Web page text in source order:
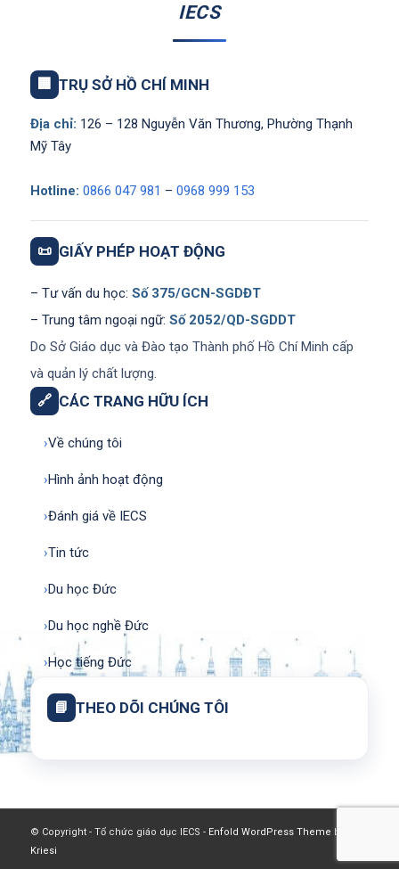
IECS
🏢 TRỤ SỞ HỒ CHÍ MINH
Địa chỉ: 126 – 128 Nguyễn Văn Thương, Phường Thạnh
Mỹ Tây
Hotline: 0866 047 981 – 0968 999 153
📜 GIẤY PHÉP HOẠT ĐỘNG
– Tư vấn du học: Số 375/GCN-SGDĐT
– Trung tâm ngoại ngữ: Số 2052/QD-SGDDT
Do Sở Giáo dục và Đào tạo Thành phố Hồ Chí Minh cấp
và quản lý chất lượng.
🔗 CÁC TRANG HỮU ÍCH
›Về chúng tôi
›Hình ảnh hoạt động
›Đánh giá về IECS
›Tin tức
›Du học Đức
›Du học nghề Đức
›Học tiếng Đức
📘 THEO DÕI CHÚNG TÔI
© Copyright - Tổ chức giáo dục IECS - Enfold WordPress Theme by
Kriesi